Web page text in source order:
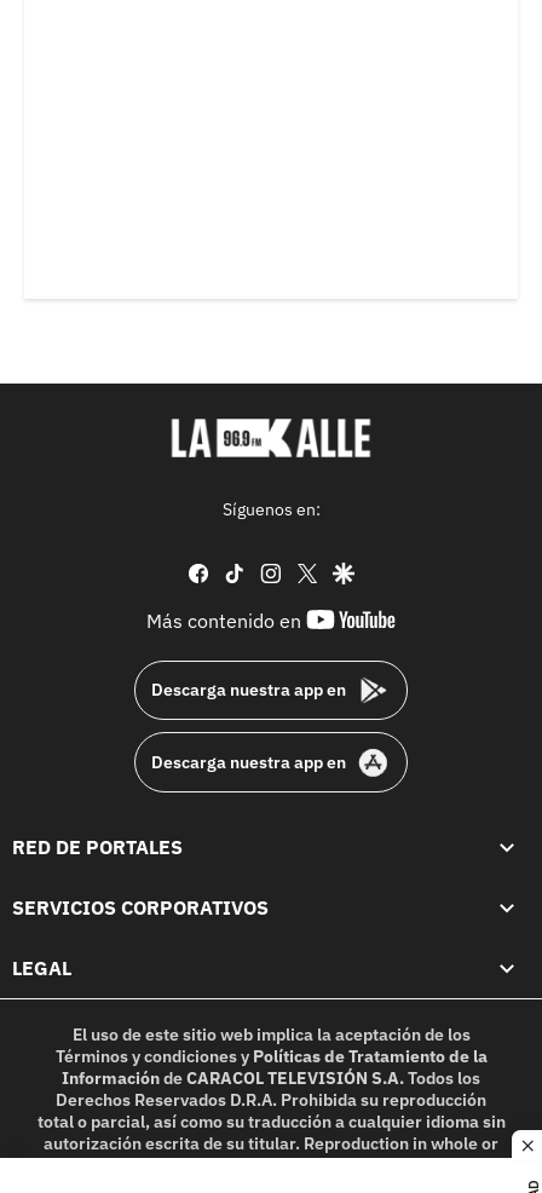
Síguenos en:
facebook
tiktok instagram
twittergoogle
Más contenido en
youtube-
Descarga nuestra app en
Descarga nuestra app en
RED DE PORTALES
SERVICIOS CORPORATIVOS
LEGAL
El uso de este sitio web implica la aceptación de los
Términos y condicionesy Políticas de Tratamiento de la
InformacióndeCARACOL TELEVISIÓN S.A.Todos los
Derechos Reservados D.R.A. Prohibida su reproducción
total o parcial, así como su traducción a cualquier idioma sin
autorización escrita de su titular. Reproduction in whole or